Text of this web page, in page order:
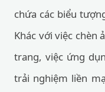
chứa các biểu
Khác với việc chèn
trang, việc ứng
trải nghiệm liền